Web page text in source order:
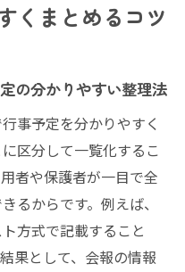
くまとめるコツ
の分かりやすい整理法
事予定を分かりやすく
区分して一覧化するこ
者や保護者が一目で全
るからです。例えば、
方式で記載すること
果として、会報の情報